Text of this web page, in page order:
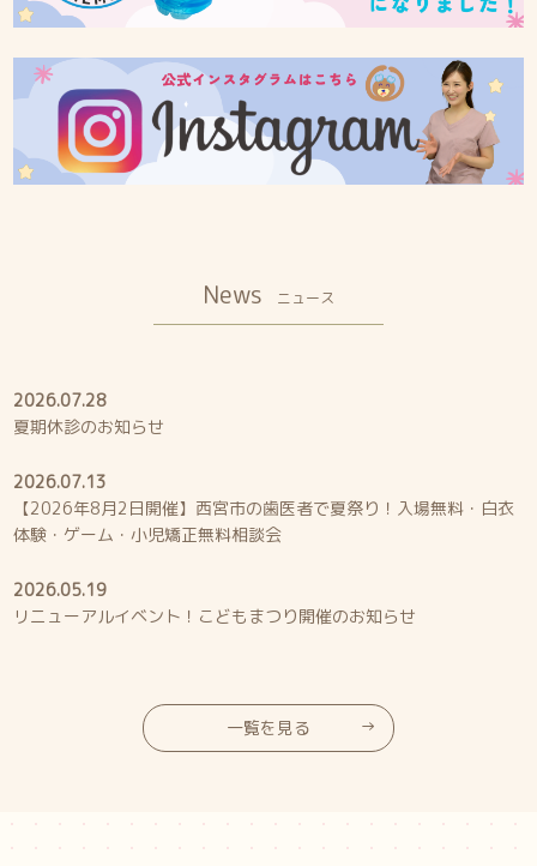
News ニュース
2026.07.28
夏期休診のお知らせ
2026.07.13
【2026年8月2日開催】西宮市の歯医者で夏祭り！入場無料・白衣
体験・ゲーム・小児矯正無料相談会
2026.05.19
リニューアルイベント！こどもまつり開催のお知らせ
一覧を見る